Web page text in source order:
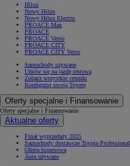
Hilux
Nowy Hilux
Nowy Hilux Electric
PROACE Max
PROACE
PROACE Verso
PROACE CITY
PROACE CITY Verso
Samochody używane
Umów się na jazdę testową
Zobacz wszystkie cenniki
Konfiguruj swoją Toyotę
Oferty specjalne i Finansowanie
Oferty specjalne i Finansowanie
Aktualne oferty
Finał wyprzedaży 2025
Samochody dostawcze Toyota Professional
Oferta biznesowa
Auta używane